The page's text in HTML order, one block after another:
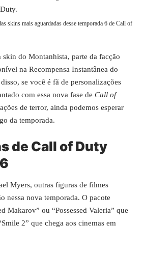
skins mais aguardadas desse temporada 6 de Call of
skin do Montanhista, parte da facção
na Recompensa Instantânea do
se você é fã de personalizações
com essa nova fase de Call of
de terror, ainda podemos esperar
da temporada.
de Call of Duty
Myers, outras figuras de filmes
nessa nova temporada. O pacote
Makarov” ou “Possessed Valeria” que
2” que chega aos cinemas em